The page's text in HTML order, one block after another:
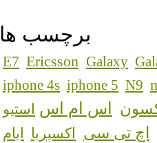
برچسب ها
E7 Ericsson Galaxy
iphone 4s iphone 5 N9
اس ام اس استیو
اچ تی سی اکسپریا ایام